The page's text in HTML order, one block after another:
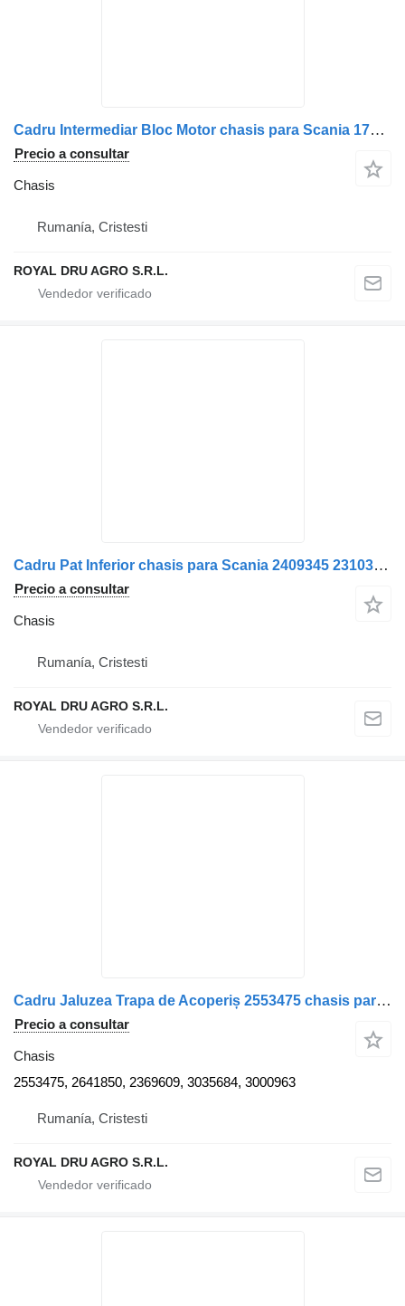
Cadru Intermediar Bloc Motor chasis para Scania 1762258/1942851/2274177/2125388/2054002/2027636 camión
Precio a consultar
Chasis
Rumanía, Cristesti
ROYAL DRU AGRO S.R.L.
Cadru Pat Inferior chasis para Scania 2409345 2310347 1483053 camión
Precio a consultar
Chasis
Rumanía, Cristesti
ROYAL DRU AGRO S.R.L.
Cadru Jaluzea Trapa de Acoperiș 2553475 chasis para Scania camión
Precio a consultar
Chasis
2553475, 2641850, 2369609, 3035684, 3000963
Rumanía, Cristesti
ROYAL DRU AGRO S.R.L.